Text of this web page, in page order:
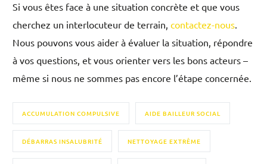
Si vous êtes face à une situation concrète et que vous
cherchez un interlocuteur de terrain,contactez-nous.
Nous pouvons vous aider à évaluer la situation, répondre
à vos questions, et vous orienter vers les bons acteurs –
même si nous ne sommes pas encore l’étape concernée.
ACCUMULATION COMPULSIVE AIDE BAILLEUR SOCIAL
DÉBARRAS INSALUBRITÉ NETTOYAGE EXTRÊME